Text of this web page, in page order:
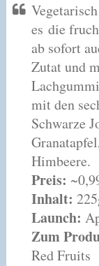
es die
ab sofort
Zutat und
mit den
Schwarze
Himbeere.
Preis:
Inhalt:
Launch:
Zum
Red Fruits